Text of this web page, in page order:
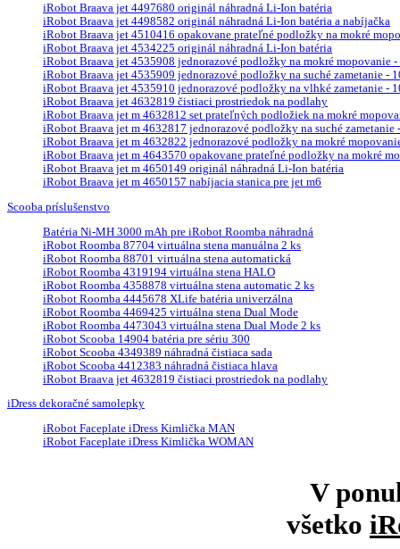
iRobot Braava jet 4497680 originál náhradná Li-Ion batéria
iRobot Braava jet 4498582 originál náhradná Li-Ion batéria a nabíjačka
iRobot Braava jet 4510416 opakovane prateľné podložky na mokré
iRobot Braava jet 4534225 originál náhradná Li-Ion batéria
iRobot Braava jet 4535908 jednorazové podložky na mokré mopovanie
iRobot Braava jet 4535909 jednorazové podložky na suché zametanie -
iRobot Braava jet 4535910 jednorazové podložky na vlhké zametanie -
iRobot Braava jet 4632819 čistiaci prostriedok na podlahy
iRobot Braava jet m 4632812 set prateľných podložiek na mokré
iRobot Braava jet m 4632817 jednorazové podložky na suché zametanie
iRobot Braava jet m 4632822 jednorazové podložky na mokré
iRobot Braava jet m 4643570 opakovane prateľné podložky na mokré
iRobot Braava jet m 4650149 originál náhradná Li-Ion batéria
iRobot Braava jet m 4650157 nabíjacia stanica pre jet m6
Scooba príslušenstvo
Batéria Ni-MH 3000 mAh pre iRobot Roomba náhradná
iRobot Roomba 87704 virtuálna stena manuálna 2 ks
iRobot Roomba 88701 virtuálna stena automatická
iRobot Roomba 4319194 virtuálna stena HALO
iRobot Roomba 4358878 virtuálna stena automatic 2 ks
iRobot Roomba 4445678 XLife batéria univerzálna
iRobot Roomba 4469425 virtuálna stena Dual Mode
iRobot Roomba 4473043 virtuálna stena Dual Mode 2 ks
iRobot Scooba 14904 batéria pre sériu 300
iRobot Scooba 4349389 náhradná čistiaca sada
iRobot Scooba 4412383 náhradná čistiaca hlava
iRobot Braava jet 4632819 čistiaci prostriedok na podlahy
iDress dekoračné samolepky
iRobot Faceplate iDress Kimlička MAN
iRobot Faceplate iDress Kimlička WOMAN
V
všetko